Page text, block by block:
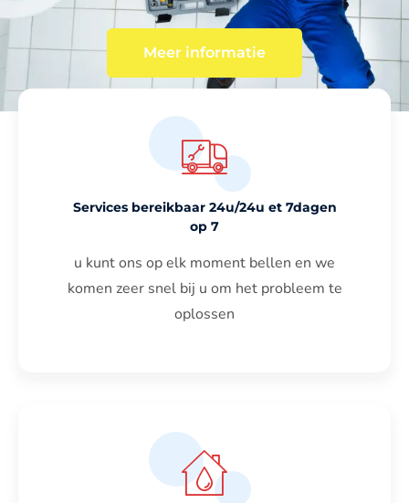
Meer informatie
Services bereikbaar 24u/24u et 7dagen
op 7
u kunt ons op elk moment bellen en we
komen zeer snel bij u om het probleem te
oplossen